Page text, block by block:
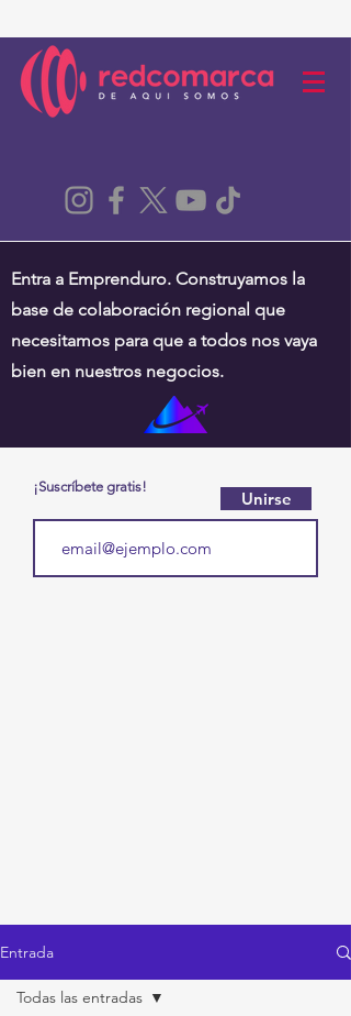
Entra a Emprenduro. Construyamos la
base de colaboración regional que
necesitamos para que a todos nos vaya
bien en nuestros negocios.
¡Suscríbete gratis!
Unirse
Entrada
Todas las entradas